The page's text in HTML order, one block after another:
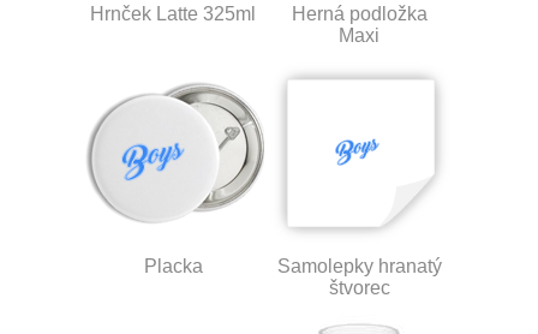
Hrnček Latte 325ml
Herná podložka
Maxi
Placka
Samolepky hranatý
štvorec